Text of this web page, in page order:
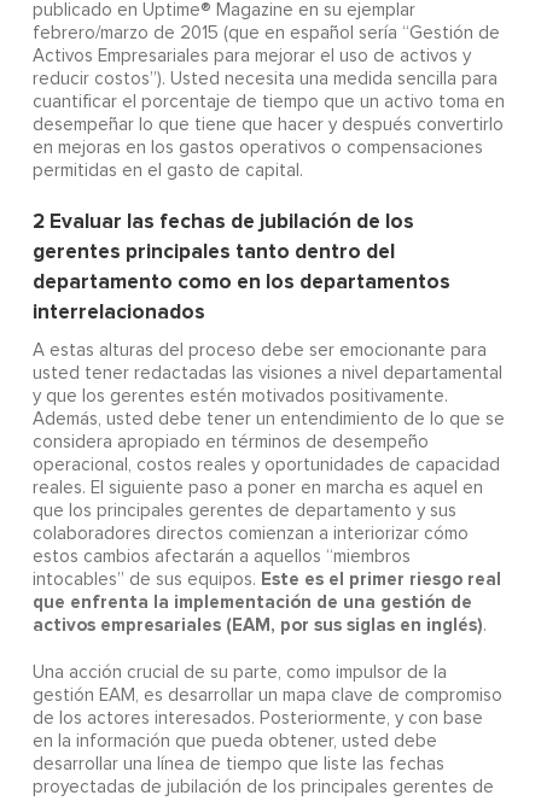
publicado en Uptime® Magazine en su ejemplar
febrero/marzo de 2015 (que en español sería “Gestión de
Activos Empresariales para mejorar el uso de activos y
reducir costos”). Usted necesita una medida sencilla para
cuantificar el porcentaje de tiempo que un activo toma en
desempeñar lo que tiene que hacer y después convertirlo
en mejoras en los gastos operativos o compensaciones
permitidas en el gasto de capital.
2Evaluar las fechas de jubilación de los
gerentes principales tanto dentro del
departamento como en los departamentos
interrelacionados
A estas alturas del proceso debe ser emocionante para
usted tener redactadas las visiones a nivel departamental
y que los gerentes estén motivados positivamente.
Además, usted debe tener un entendimiento de lo que se
considera apropiado en términos de desempeño
operacional, costos reales y oportunidades de capacidad
reales. El siguiente paso a poner en marcha es aquel en
que los principales gerentes de departamento y sus
colaboradores directos comienzan a interiorizar cómo
estos cambios afectarán a aquellos “miembros
intocables” de sus equipos. Este es el primer riesgo real
que enfrenta la implementación de una gestión de
activos empresariales (EAM, por sus siglas en inglés).
Una acción crucial de su parte, como impulsor de la
gestión EAM, es desarrollar un mapa clave de compromiso
de los actores interesados. Posteriormente, y con base
en la información que pueda obtener, usted debe
desarrollar una línea de tiempo que liste las fechas
proyectadas de jubilación de los principales gerentes de